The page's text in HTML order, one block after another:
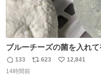
ブルーチーズの菌を入れ
けど 本能でちょっとヤバ
返
信
133
リ
623
い
12,841
14時間前